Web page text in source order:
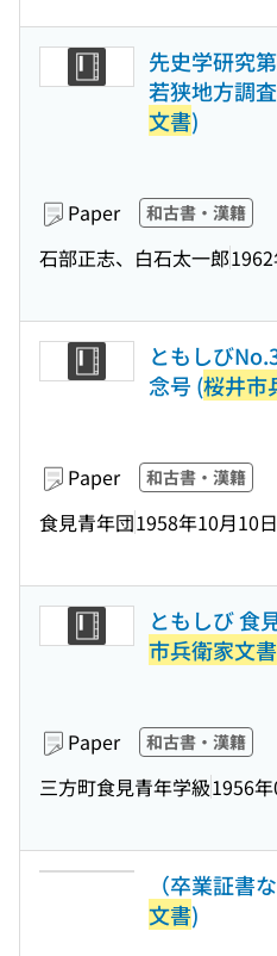
先史学研究
若狭地方調
文書)
Paper 和古書・漢籍
石部正志、白石太一郎
ともしび
念号 (桜井市
Paper 和古書・漢籍
食見青年団1958年10月10日
ともしび 食
市兵衛家文書
Paper 和古書・漢籍
三方町食見青年学級1956
（卒業証書
文書)